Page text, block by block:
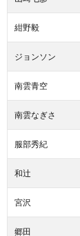
紺野毅
ジョンソン
南雲青空
南雲なぎさ
服部秀紀
和辻
宮沢
郷田